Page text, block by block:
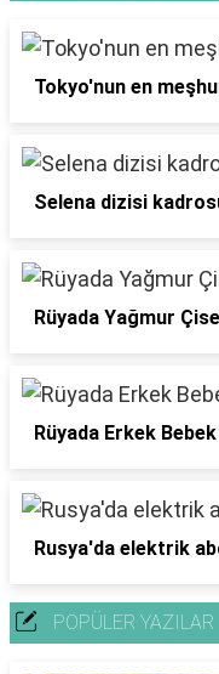
Tokyo'nun en
Selena dizisi
Rüyada Yağmur
Rüyada Erkek
Rusya'da elektrik
POPÜLER YAZILAR